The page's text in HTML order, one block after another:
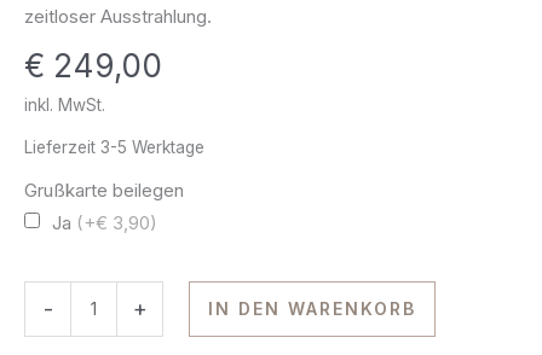
zeitloser Ausstrahlung.
€ 249,00
inkl. MwSt.
Lieferzeit 3-5 Werktage
Grußkarte beilegen
Ja (+€ 3,90)
-
Menge
+ IN DEN WARENKORB